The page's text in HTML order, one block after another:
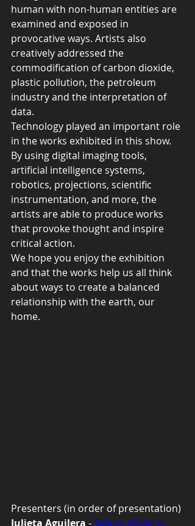
human with non-human entities are
examined and exposed in
provocative ways. Artists also
creatively addressed the
commodification of carbon dioxide,
plastic pollution, the petroleum
industry and the interpretation of
data.
Technology played an important role
in the works exhibited in this show.
By using digital imaging tools,
artificial intelligence systems,
robotics, projections, scientific
instrumentation, and more, the
artists are able to produce works
that provoke thought and inspire
critical action.
We hope you enjoy the exhibition
and that the works help us all think
about ways to create a balanced
relationship with the earth, our
home.
Presenters (in order of presentation)
Julieta Aguilera - Making Visible in